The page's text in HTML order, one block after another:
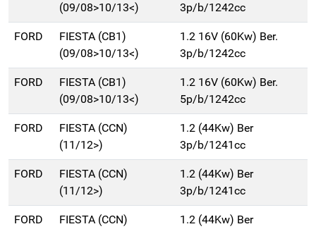
(09/08>10/13<)
3p/b/1242cc
FORD
FIESTA (CB1)
(09/08>10/13<)
1.2 16V (60Kw) Ber.
3p/b/1242cc
FORD
FIESTA (CB1)
(09/08>10/13<)
1.2 16V (60Kw) Ber.
5p/b/1242cc
FORD
FIESTA (CCN)
(11/12>)
1.2 (44Kw) Ber
3p/b/1241cc
FORD
FIESTA (CCN)
(11/12>)
1.2 (44Kw) Ber
3p/b/1241cc
FORD
FIESTA (CCN)
1.2 (44Kw) Ber